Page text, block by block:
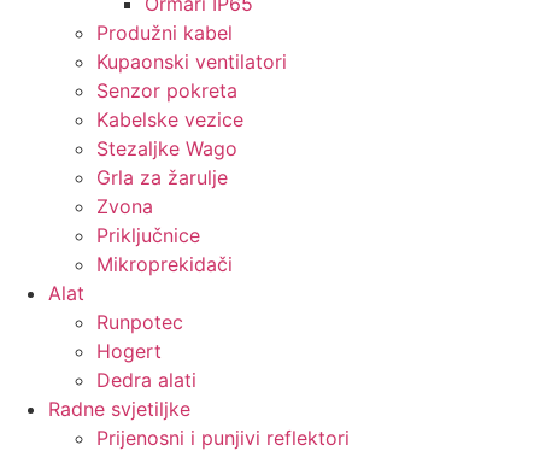
Produžni kabel
Kupaonski ventilatori
Senzor pokreta
Kabelske vezice
Stezaljke Wago
Grla za žarulje
Zvona
Priključnice
Mikroprekidači
Alat
Runpotec
Hogert
Dedra alati
Radne svjetiljke
Prijenosni i punjivi reflektori